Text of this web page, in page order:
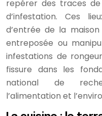
repérer des traces de
d’infestation. Ces
d’entrée de la
entreposée ou
infestations de
fissure dans les
national de
l’alimentation et